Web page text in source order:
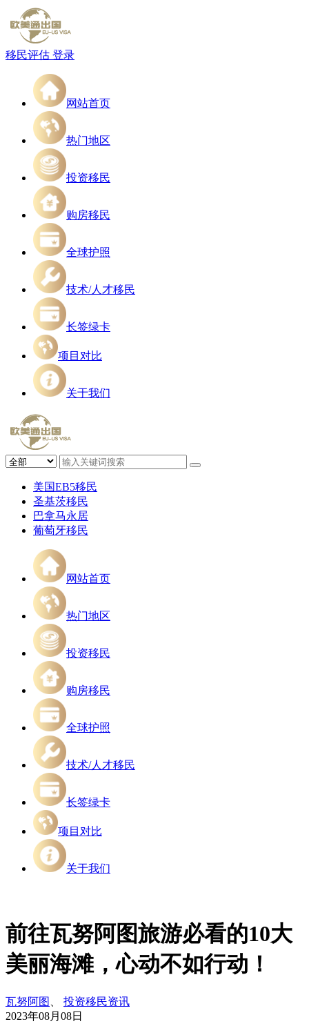
移民评估 登录
网站首页
热门地区
投资移民
购房移民
全球护照
技术/人才移民
长签绿卡
项目对比
关于我们
美国EB5移民
圣基茨移民
巴拿马永居
葡萄牙移民
网站首页
热门地区
投资移民
购房移民
全球护照
技术/人才移民
长签绿卡
项目对比
关于我们
前往瓦努阿图旅游必看的10大
美丽海滩，心动不如行动！
瓦努阿图
投资移民资讯
2023年08月08日